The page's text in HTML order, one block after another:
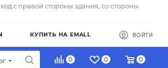
с правой стороны здания, со стороны
КУПИТЬ НА EMALL ВОЙТИ
0 0 0